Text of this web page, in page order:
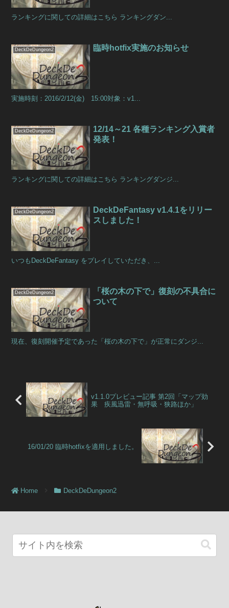
ランキングに関しての詳細はこちら ランキングダン...
DeckDeDungeon2 臨時hotfix実施のお知らせ
実施時刻：2016/2/12(金) 15:00対象：v1...
DeckDeDungeon2
12/14～21 各種ランキング入賞者
発表！
ランキングに関しての詳細はこちら ランキングダンジ...
DeckDeDungeon2
DeckDeFantasy v1.4.1をリリー
スしました！
いつもDeckDeFantasy をプレイしていただき、...
DeckDeDungeon2
「桜の木の下で」復刻の不具合に
ついて
現在、復刻開催予定であった「桜の木の下で」が正常にダンジ...
v1.1.0プレビュー記事 第2回「マップ効
果 疾風迅雷・無呼吸・狭路ほか」
16/01/20 臨時hotfixを適用しました。
Home DeckDeDungeon2